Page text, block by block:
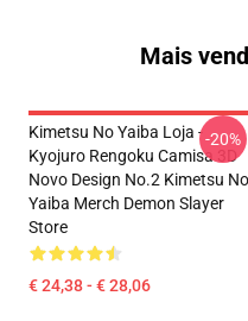
Mais
Kimetsu No Yaiba Loja -
Kyojuro Rengoku Camisa 3D
Novo Design No.2 Kimetsu No
Yaiba Merch Demon Slayer
Store
€ 24,38 - € 28,06
-20%